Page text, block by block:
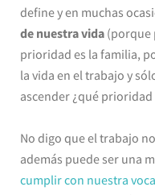
define y en muchas
de nuestra vida (porque
prioridad es la familia,
la vida en el trabajo y
ascender ¿qué prioridad
No digo que el trabajo
además puede ser una
cumplir con nuestra